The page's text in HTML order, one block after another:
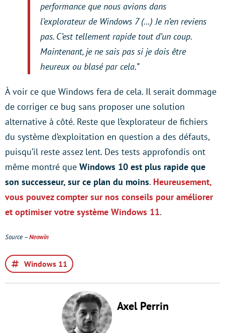
performance que nous avions dans
l’explorateur de Windows 7 (…) Je n’en reviens
pas. C’est tellement rapide tout d’un coup.
Maintenant, je ne sais pas si je dois être
heureux ou blasé par cela.”
À voir ce que Windows fera de cela. Il serait dommage
de corriger ce bug sans proposer une solution
alternative à côté. Reste que l’explorateur de fichiers
du système d’exploitation en question a des défauts,
puisqu’il reste assez lent. Des tests approfondis ont
même montré que Windows 10 est plus rapide que
son successeur, sur ce plan du moins. Heureusement,
vous pouvez compter sur nos conseils pour améliorer
et optimiser votre système Windows 11.
Source –Neowin
Windows 11
Axel Perrin